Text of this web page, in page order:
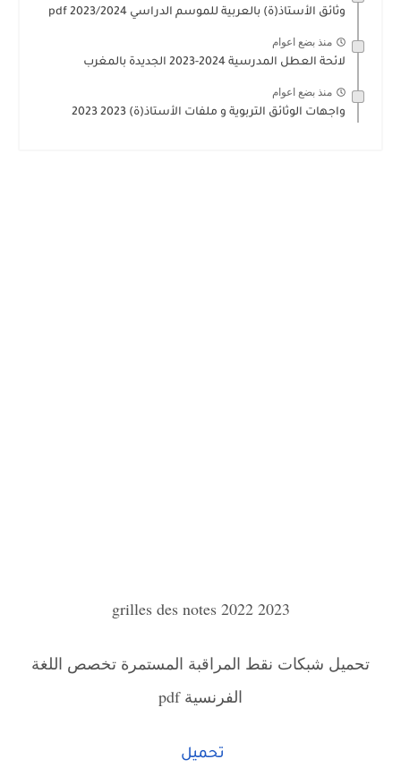
وثائق الأستاذ(ة) بالعربية للموسم الدراسي 2023/2024 pdf
منذ بضع اعوام
لائحة العطل المدرسية 2024-2023 الجديدة بالمغرب
منذ بضع اعوام
واجهات الوثائق التربوية و ملفات الأستاذ(ة) 2023 2023
grilles des notes 2022 2023
تحميل شبكات نقط المراقبة المستمرة تخصص اللغة
الفرنسية pdf
تحميل